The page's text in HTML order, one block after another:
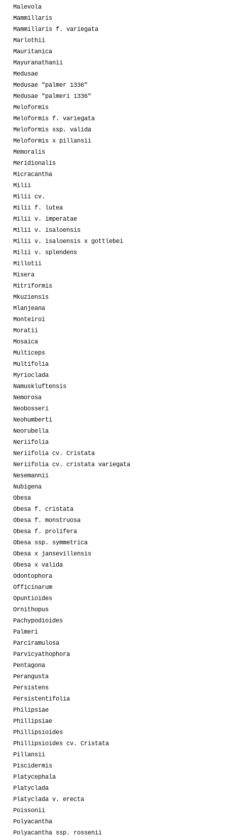
Malevola
Mammillaris
Mammillaris f. variegata
Marlothii
Mauritanica
Mayuranathanii
Medusae
Medusae "palmer 1336"
Medusae "palmeri 1336"
Meloformis
Meloformis f. variegata
Meloformis ssp. valida
Meloformis x pillansii
Memoralis
Meridionalis
Micracantha
Milii
Milii cv.
Milii f. lutea
Milii v. imperatae
Milii v. isaloensis
Milii v. isaloensis x gottlebei
Milii v. splendens
Millotii
Misera
Mitriformis
Mkuziensis
Mlanjeana
Monteiroi
Moratii
Mosaica
Multiceps
Multifolia
Myrioclada
Namuskluftensis
Nemorosa
Neobosseri
Neohumberti
Neorubella
Neriifolia
Neriifolia cv. Cristata
Neriifolia cv. cristata variegata
Nesemannii
Nubigena
Obesa
Obesa f. cristata
Obesa f. monstruosa
Obesa f. prolifera
Obesa ssp. symmetrica
Obesa x jansevillensis
Obesa x valida
Odontophora
Officinarum
Opuntioides
Ornithopus
Pachypodioides
Palmeri
Parciramulosa
Parvicyathophora
Pentagona
Perangusta
Persistens
Persistentifolia
Philipsiae
Phillipsiae
Phillipsioides
Phillipsioides cv. Cristata
Pillansii
Piscidermis
Platycephala
Platyclada
Platyclada v. erecta
Poissonii
Polyacantha
Polyacantha ssp. rossenii